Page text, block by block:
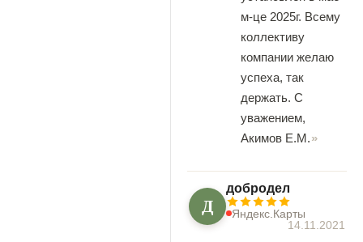
м-це 2025г. Всему
коллективу
компании желаю
успеха, так
держать. С
уважением,
Акимов Е.М.
Д
добродел
Яндекс.Карты
14.11.2021